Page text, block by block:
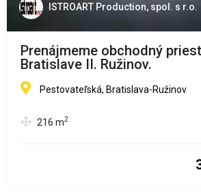
ISTROART Production, spol. s r.o.
Prenájmeme obchodný
Bratislave II. Ružinov.
Pestovateľská, Bratislava-Ružinov
216 m2